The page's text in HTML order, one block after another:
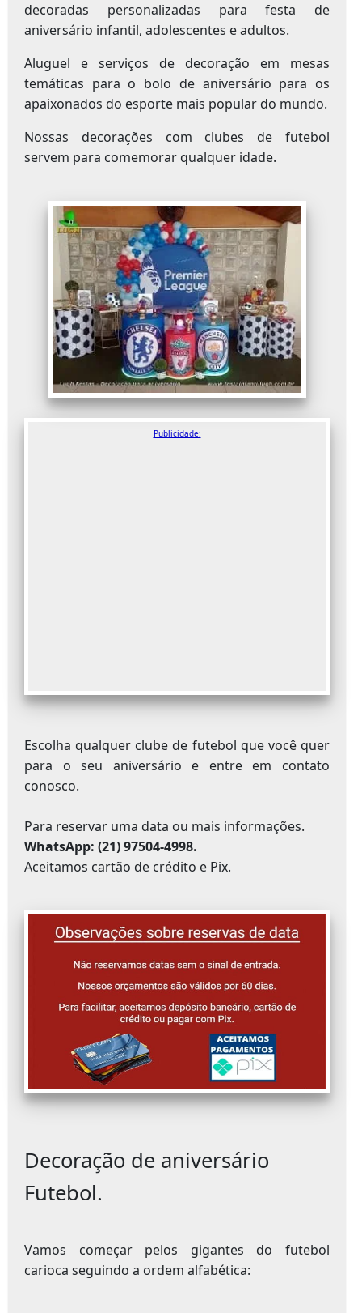
decoradas personalizadas para festa de
aniversário infantil, adolescentes e adultos.
Aluguel e serviços de decoração em mesas
temáticas para o bolo de aniversário para os
apaixonados do esporte mais popular do mundo.
Nossas decorações com clubes de futebol
servem para comemorar qualquer idade.
Publicidade:
Escolha qualquer clube de futebol que você quer
para o seu aniversário e entre em contato
conosco.
Para reservar uma data ou mais informações.
WhatsApp: (21) 97504-4998.
Aceitamos cartão de crédito e Pix.
Decoração de aniversário
Futebol.
Vamos começar pelos gigantes do futebol
carioca seguindo a ordem alfabética: